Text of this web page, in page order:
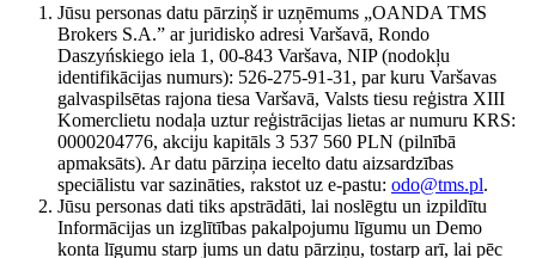
Jūsu personas datu pārziņš ir uzņēmums „OANDA TMS
Brokers S.A.” ar juridisko adresi Varšavā, Rondo
Daszyńskiego iela 1, 00-843 Varšava, NIP (nodokļu
identifikācijas numurs): 526-275-91-31, par kuru Varšavas
galvaspilsētas rajona tiesa Varšavā, Valsts tiesu reģistra XIII
Komerclietu nodaļa uztur reģistrācijas lietas ar numuru KRS:
0000204776, akciju kapitāls 3 537 560 PLN (pilnībā
apmaksāts). Ar datu pārziņa iecelto datu aizsardzības
speciālistu var sazināties, rakstot uz e-pastu: odo@tms.pl.
Jūsu personas dati tiks apstrādāti, lai noslēgtu un izpildītu
Informācijas un izglītības pakalpojumu līgumu un Demo
konta līgumu starp jums un datu pārziņu, tostarp arī, lai pēc